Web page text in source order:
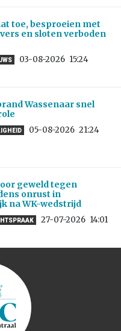
toe, besproeien met
en sloten verboden
03-08-2026 15:24
Wassenaar snel
05-08-2026 21:24
geweld tegen
onrust in
na WK-wedstrijd
27-07-2026 14:01